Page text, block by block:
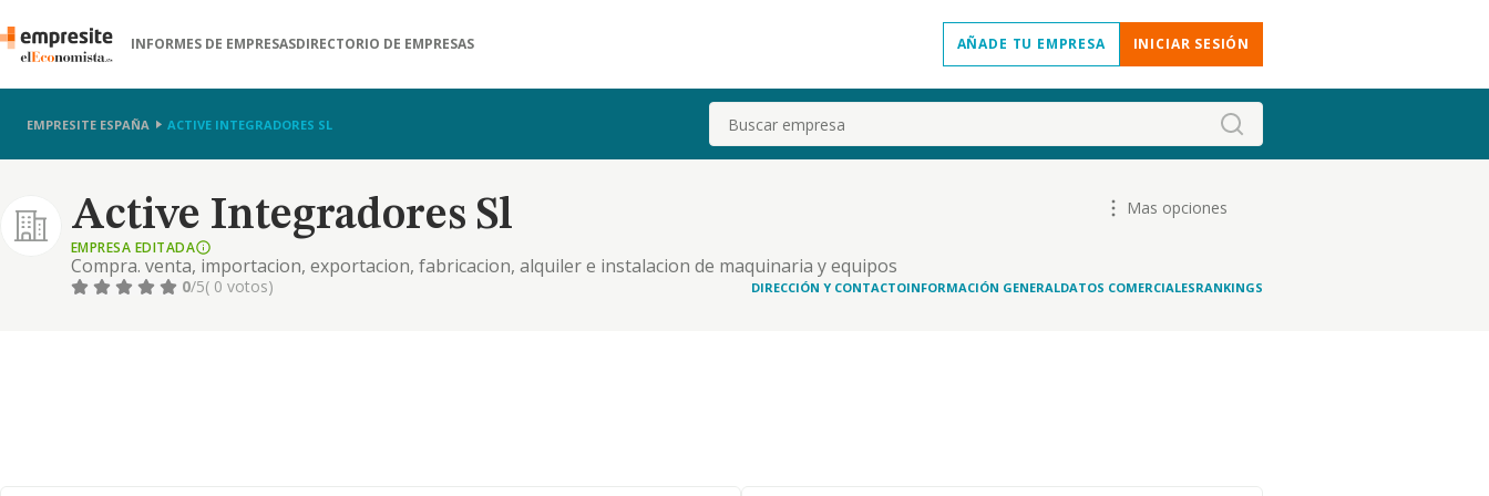
INFORMES DE EMPRESASDIRECTORIO DE EMPRESAS AÑADE TU EMPRESA INICIAR SESIÓN
EMPRESITE ESPAÑA ACTIVE INTEGRADORES SL Buscar
Active Integradores Sl
EMPRESA EDITADA
Compra. venta, importacion, exportacion, fabricacion, alquiler e instalacion de maquinaria y equipos
de oficina, incluidos ordenadores, asi como compra, venta importacion y exportacion de sus
Mas opciones
0/5( 0 votos) DIRECCIÓN Y CONTACTOINFORMACIÓN GENERALDATOS COMERCIALESRANKINGS